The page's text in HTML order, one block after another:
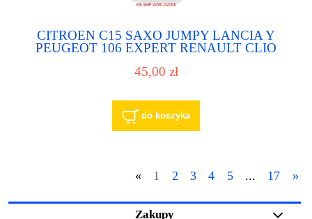
CITROEN C15 SAXO JUMPY LANCIA Y
PEUGEOT 106 EXPERT RENAULT CLIO
45,00 zł
do koszyka
« 1 2 3 4 5 ... 17 »
Zakupy